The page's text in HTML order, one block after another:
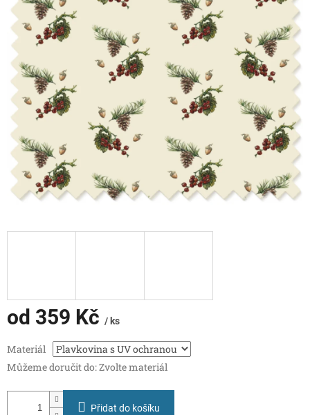
od 359 Kč / ks
cena:
Materiál
Můžeme doručit do:Zvolte materiál
Přidat do košíku